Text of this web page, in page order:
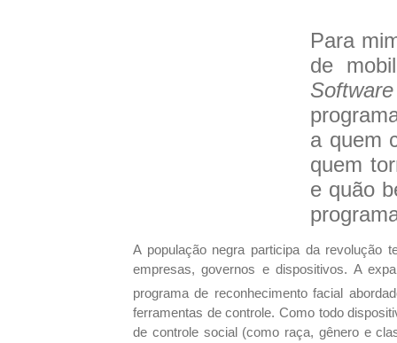
Para
de
Software
a quem
quem
e quão
A população negra participa da revolução
empresas, governos e dispositivos. A
programa de reconhecimento facial
ferramentas de controle. Como todo
de controle social (como raça, gênero e